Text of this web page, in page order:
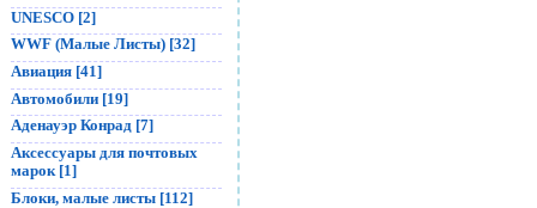
UNESCO [2]
WWF (Малые Листы) [32]
Авиация [41]
Автомобили [19]
Аденауэр Конрад [7]
Аксессуары для почтовых
марок [1]
Блоки, малые листы [112]